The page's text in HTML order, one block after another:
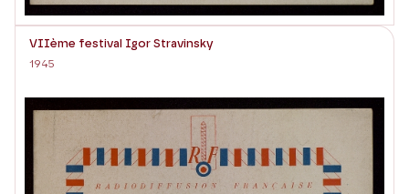
VIIème festival Igor Stravinsky
1945